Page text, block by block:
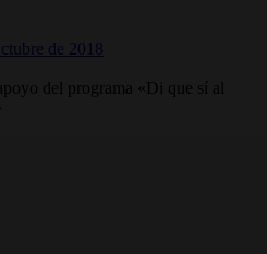
de 2018
del programa «Di que sí al